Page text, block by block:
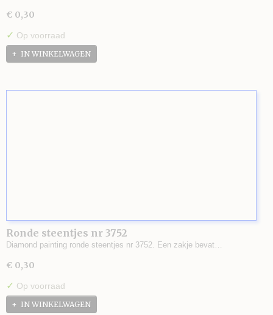
€ 0,30
✓ Op voorraad
IN WINKELWAGEN
Ronde steentjes nr 3752
Diamond painting ronde steentjes nr 3752. Een zakje bevat…
€ 0,30
✓ Op voorraad
IN WINKELWAGEN